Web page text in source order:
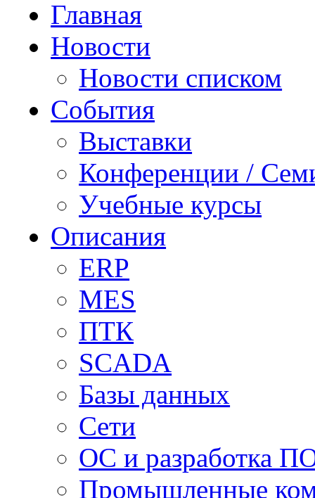
Главная
Новости
Новости списком
События
Выставки
Конференции /
Учебные курсы
Описания
ERP
MES
ПТК
SCADA
Базы данных
Сети
ОС и разработка
Промышленные